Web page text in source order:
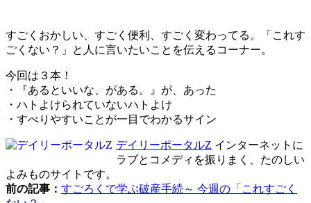
すごくおかしい、すごく便利、すごく変わってる。「これす
ごくない？」と人に言いたいことを伝えるコーナー。
今回は３本！
・『あるといいな、がある。』が、あった
・ハトよけられていないハトよけ
・すべりやすいことが一目でわかるサイン
デイリーポータルZ インターネットに
ラブとコメディを振りまく、たのしい
よみものサイトです。
前の記事： すごろくで学ぶ破産手続～ 今週の「これすごく